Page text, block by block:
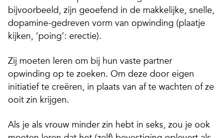
bijvoorbeeld, zijn geoefend in de makkelijke, snelle,
dopamine-gedreven vorm van opwinding (plaatje
kijken, ‘poing’: erectie).
Zij moeten leren om bij hun vaste partner
opwinding op te zoeken. Om deze door eigen
initiatief te creëren, in plaats van af te wachten of ze
ooit zin krijgen.
Als je als vrouw minder zin hebt in seks, zou je ook